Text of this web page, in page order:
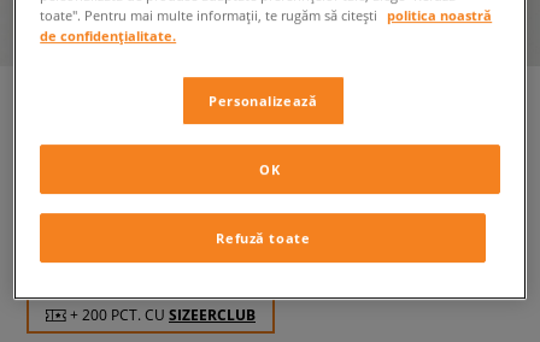
199,99 RON cu TVA
+ 200 PCT. CU SIZEERCLUB
toate". Pentru mai multe informații, te rugăm să citești
politica noastră
de confidențialitate.
Personalizează
Refuză toate
OK